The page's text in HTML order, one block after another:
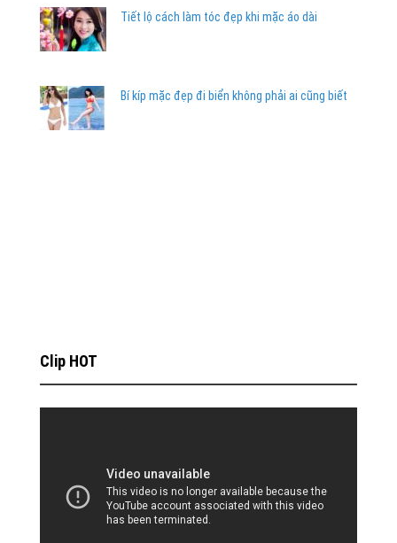
Tiết lộ cách làm tóc đẹp khi mặc áo dài
Bí kíp mặc đẹp đi biển không phải ai cũng biết
Clip HOT